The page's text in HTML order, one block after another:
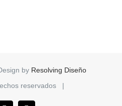
by Resolving Diseño
reservados |